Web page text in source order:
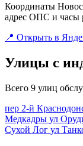
Координаты
адрес ОПС и часы
📍 Открыть в
Улицы с
Всего 9 улиц
пер 2-й
Медкадры ул
Сухой Лог ул